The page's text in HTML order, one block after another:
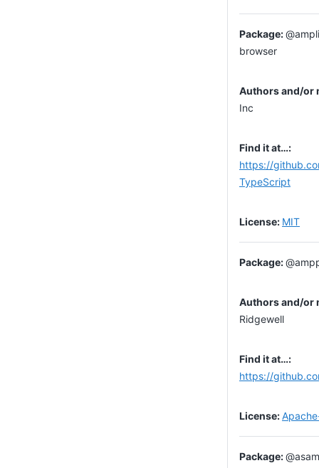
browser
Inc
https://
TypeScript
MIT
Ridgewell
https://